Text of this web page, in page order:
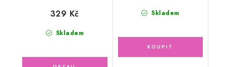
Skladem
329 Kč Skladem